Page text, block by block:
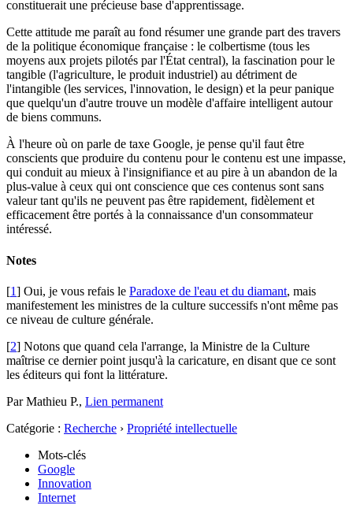
constituerait une précieuse base d'apprentissage.
Cette attitude me paraît au fond résumer une grande part des travers
de la politique économique française : le colbertisme (tous les
moyens aux projets pilotés par l'État central), la fascination pour le
tangible (l'agriculture, le produit industriel) au détriment de
l'intangible (les services, l'innovation, le design) et la peur panique
que quelqu'un d'autre trouve un modèle d'affaire intelligent autour
de biens communs.
À l'heure où on parle de taxe Google, je pense qu'il faut être
conscients que produire du contenu pour le contenu est une impasse,
qui conduit au mieux à l'insignifiance et au pire à un abandon de la
plus-value à ceux qui ont conscience que ces contenus sont sans
valeur tant qu'ils ne peuvent pas être rapidement, fidèlement et
efficacement être portés à la connaissance d'un consommateur
intéressé.
Notes
[1] Oui, je vous refais le Paradoxe de l'eau et du diamant, mais
manifestement les ministres de la culture successifs n'ont même pas
ce niveau de culture générale.
[2] Notons que quand cela l'arrange, la Ministre de la Culture
maîtrise ce dernier point jusqu'à la caricature, en disant que ce sont
les éditeurs qui font la littérature.
Par Mathieu P., Lien permanent
Catégorie : Recherche › Propriété intellectuelle
Mots-clés
Google
Innovation
Internet